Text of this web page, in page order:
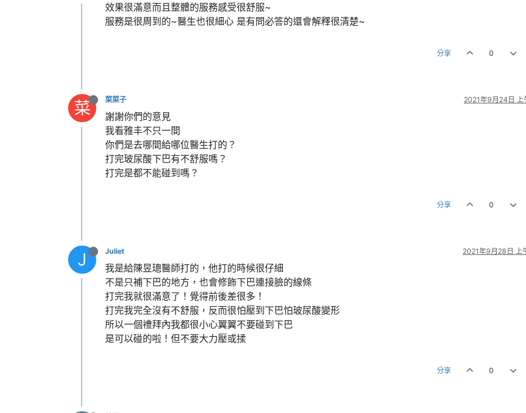
效果很滿意而且整體的服務感受很舒服~
服務是很周到的~醫生也很細心 是有問必答的還會解釋很清楚~
分享 0
菜 菜菜子 2021年9月24日 上
謝謝你們的意見
我看雅丰不只一間
你們是去哪間給哪位醫生打的？
打完玻尿酸下巴有不舒服嗎？
打完是都不能碰到嗎？
分享 0
J Juliet 2021年9月28日 上
我是給陳昱璁醫師打的，他打的時候很仔細
不是只補下巴的地方，也會修飾下巴連接臉的線條
打完我就很滿意了！覺得前後差很多！
打完我完全沒有不舒服，反而很怕壓到下巴怕玻尿酸變形
所以一個禮拜內我都很小心翼翼不要碰到下巴
是可以碰的啦！但不要大力壓或揉
分享 0